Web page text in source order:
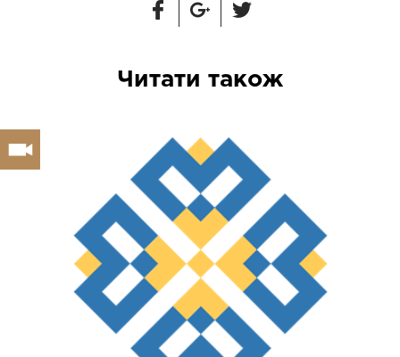
Читати також